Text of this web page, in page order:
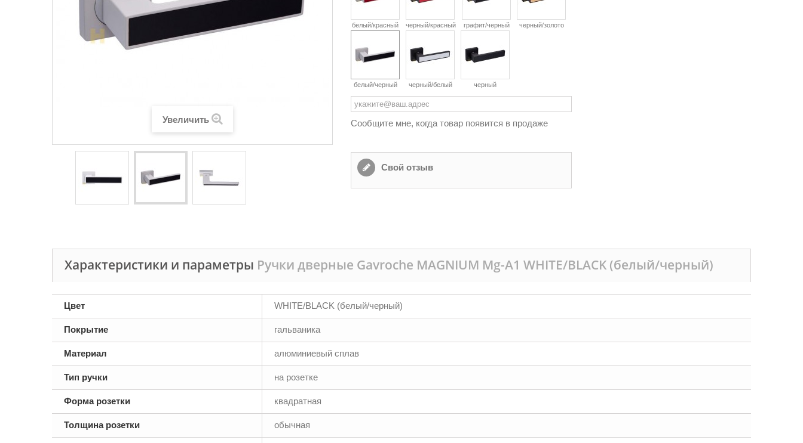
Увеличить
белый/красный черный/красный графит/черный черный/золото
белый/черный черный/белый черный
Сообщите мне, когда товар появится в продаже
Свой отзыв
Характеристики и параметры Ручки дверные Gavroche MAGNIUM Mg-A1 WHITE/BLACK (белый/черный)
Цвет WHITE/BLACK (белый/черный)
Покрытие гальваника
Материал алюминиевый сплав
Тип ручки на розетке
Форма розетки квадратная
Толщина розетки обычная